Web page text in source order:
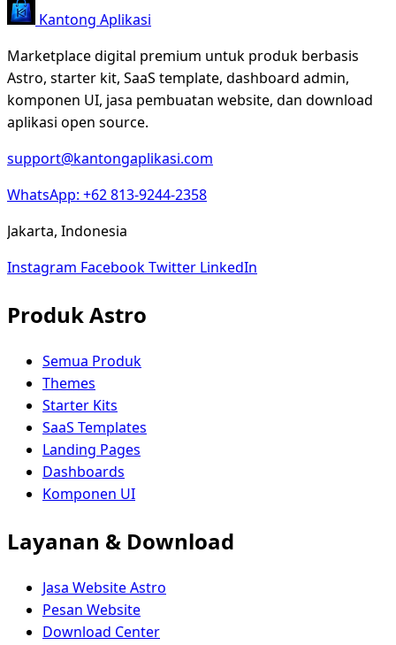
Kantong Aplikasi
Marketplace digital premium untuk produk berbasis
Astro, starter kit, SaaS template, dashboard admin,
komponen UI, jasa pembuatan website, dan download
aplikasi open source.
support@kantongaplikasi.com
WhatsApp: +62 813-9244-2358
Jakarta, Indonesia
Instagram FacebookTwitter LinkedIn
Produk Astro
Semua Produk
Themes
Starter Kits
SaaS Templates
Landing Pages
Dashboards
Komponen UI
Layanan & Download
Jasa Website Astro
Pesan Website
Download Center